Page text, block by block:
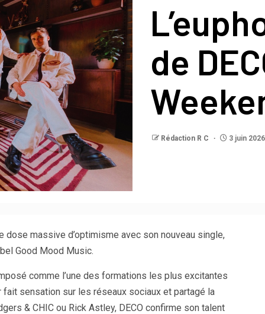
de
Rédaction R C 3 juin 2026
dose massive d’optimisme avec son nouveau single,
Good Mood Music.
comme l’une des formations les plus excitantes
sensation sur les réseaux sociaux et partagé la
& CHIC ou Rick Astley, DECO confirme son talent